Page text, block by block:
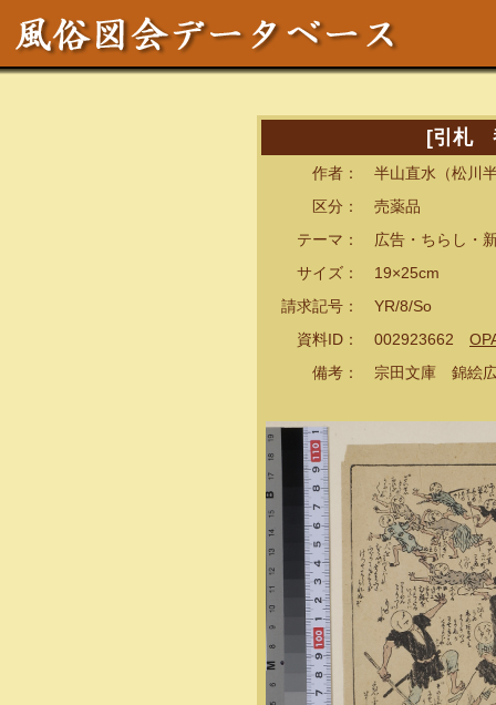
[引札
作者： 半山直水（松川半
区分： 売薬品
テーマ： 広告・ちらし・
サイズ： 19×25cm
請求記号： YR/8/So
資料ID： 002923662
備考： 宗田文庫 錦絵